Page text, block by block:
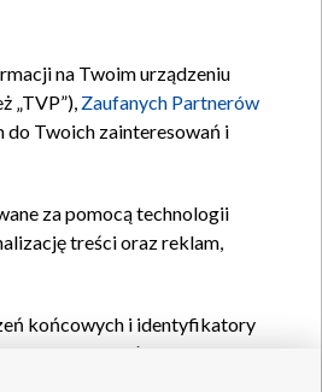
na Twoim urządzeniu
„TVP”), Zaufanych Partnerów
do Twoich zainteresowań i
za pomocą technologii
treści oraz reklam,
końcowych i identyfikatory
oraz pozostałych
spersonalizowanych